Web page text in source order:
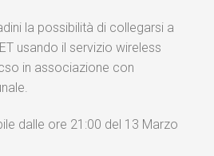
la possibilità di collegarsi a
usando il servizio wireless
in associazione con
dalle ore 21:00 del 13 Marzo